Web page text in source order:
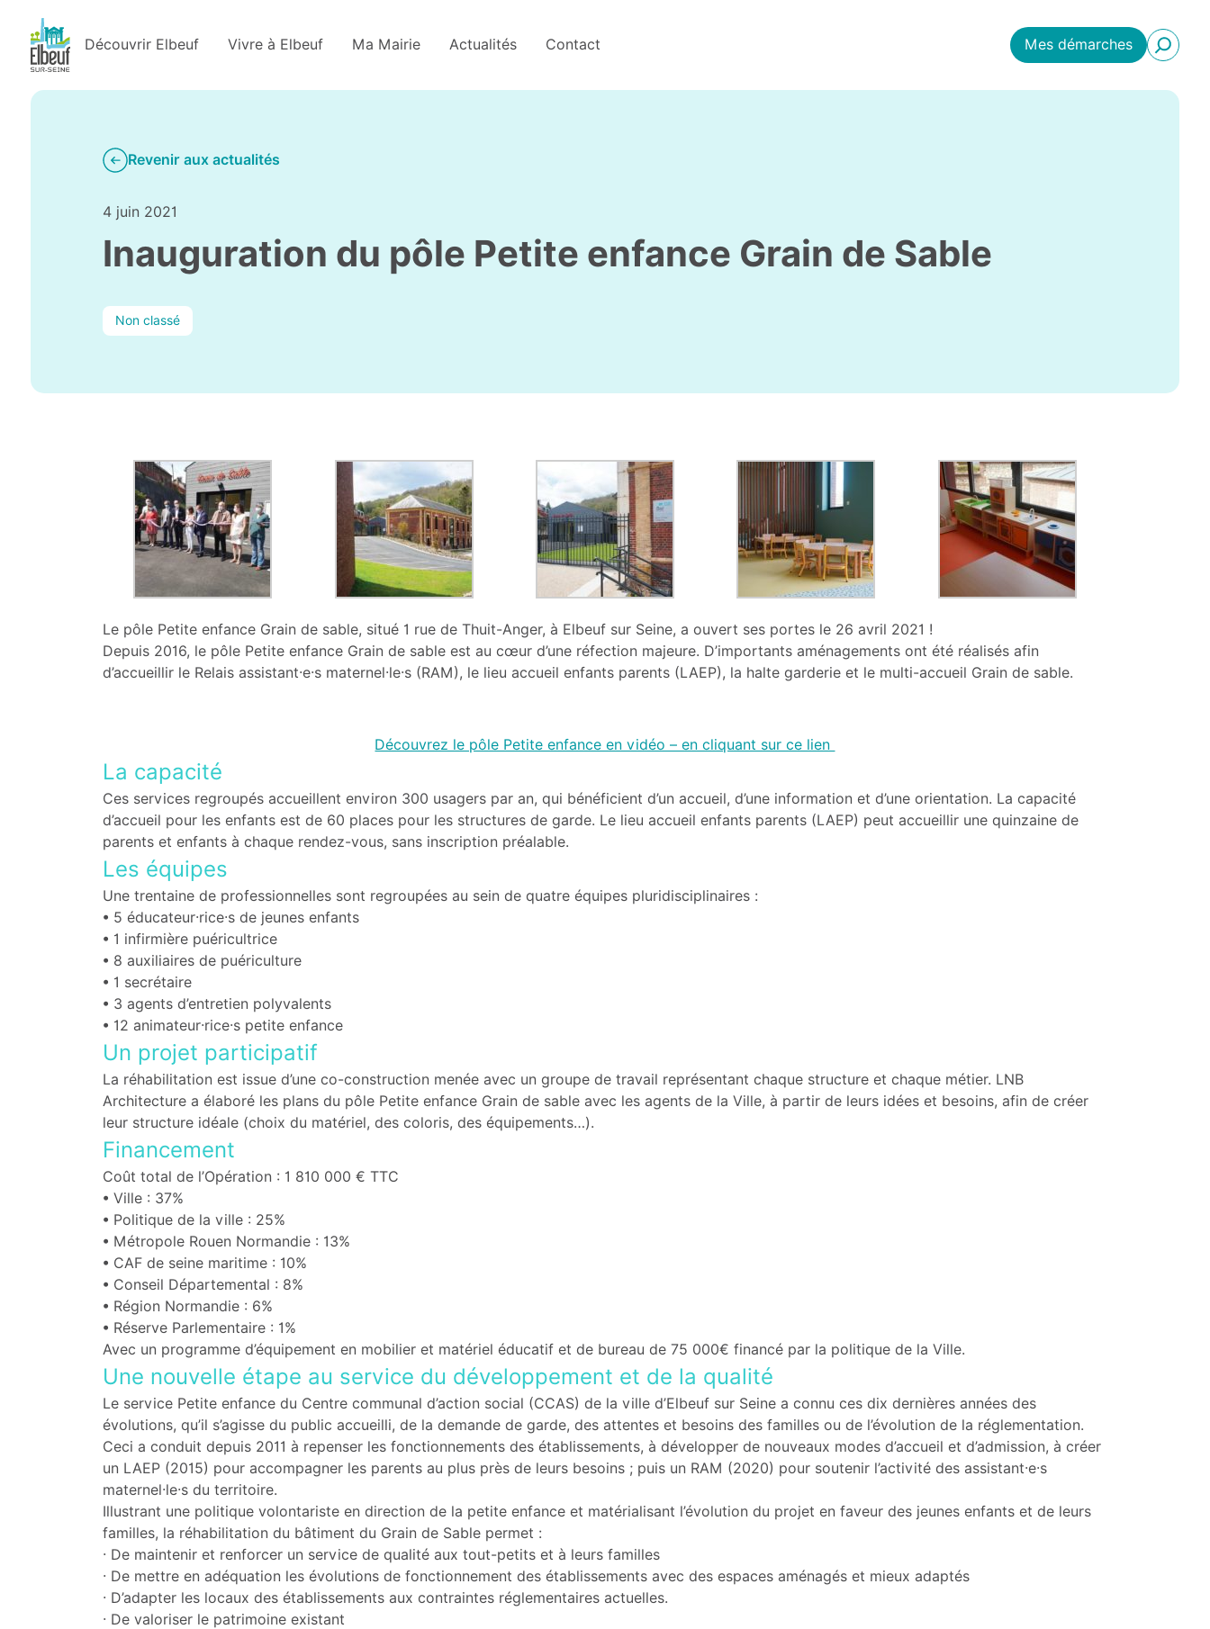
Découvrir Elbeuf Vivre à Elbeuf Ma Mairie Actualités Contact Mes démarches
Revenir aux actualités
4 juin 2021
Inauguration du pôle Petite enfance Grain de Sable
Non classé
Le pôle Petite enfance Grain de sable, situé 1 rue de Thuit-Anger, à Elbeuf sur Seine, a ouvert ses portes le 26 avril 2021 !
Depuis 2016, le pôle Petite enfance Grain de sable est au cœur d’une réfection majeure. D’importants aménagements ont été réalisés afin
d’accueillir le Relais assistant·e·s maternel·le·s (RAM), le lieu accueil enfants parents (LAEP), la halte garderie et le multi-accueil Grain de sable.
Découvrez le pôle Petite enfance en vidéo – en cliquant sur ce lien
La capacité
Ces services regroupés accueillent environ 300 usagers par an, qui bénéficient d’un accueil, d’une information et d’une orientation. La capacité
d’accueil pour les enfants est de 60 places pour les structures de garde. Le lieu accueil enfants parents (LAEP) peut accueillir une quinzaine de
parents et enfants à chaque rendez-vous, sans inscription préalable.
Les équipes
Une trentaine de professionnelles sont regroupées au sein de quatre équipes pluridisciplinaires :
• 5 éducateur·rice·s de jeunes enfants
• 1 infirmière puéricultrice
• 8 auxiliaires de puériculture
• 1 secrétaire
• 3 agents d’entretien polyvalents
• 12 animateur·rice·s petite enfance
Un projet participatif
La réhabilitation est issue d’une co-construction menée avec un groupe de travail représentant chaque structure et chaque métier. LNB
Architecture a élaboré les plans du pôle Petite enfance Grain de sable avec les agents de la Ville, à partir de leurs idées et besoins, afin de créer
leur structure idéale (choix du matériel, des coloris, des équipements…).
Financement
Coût total de l’Opération : 1 810 000 € TTC
• Ville : 37%
• Politique de la ville : 25%
• Métropole Rouen Normandie : 13%
• CAF de seine maritime : 10%
• Conseil Départemental : 8%
• Région Normandie : 6%
• Réserve Parlementaire : 1%
Avec un programme d’équipement en mobilier et matériel éducatif et de bureau de 75 000€ financé par la politique de la Ville.
Une nouvelle étape au service du développement et de la qualité
Le service Petite enfance du Centre communal d’action social (CCAS) de la ville d’Elbeuf sur Seine a connu ces dix dernières années des
évolutions, qu’il s’agisse du public accueilli, de la demande de garde, des attentes et besoins des familles ou de l’évolution de la réglementation.
Ceci a conduit depuis 2011 à repenser les fonctionnements des établissements, à développer de nouveaux modes d’accueil et d’admission, à créer
un LAEP (2015) pour accompagner les parents au plus près de leurs besoins ; puis un RAM (2020) pour soutenir l’activité des assistant·e·s
maternel·le·s du territoire.
Illustrant une politique volontariste en direction de la petite enfance et matérialisant l’évolution du projet en faveur des jeunes enfants et de leurs
familles, la réhabilitation du bâtiment du Grain de Sable permet :
· De maintenir et renforcer un service de qualité aux tout-petits et à leurs familles
· De mettre en adéquation les évolutions de fonctionnement des établissements avec des espaces aménagés et mieux adaptés
· D’adapter les locaux des établissements aux contraintes réglementaires actuelles.
· De valoriser le patrimoine existant